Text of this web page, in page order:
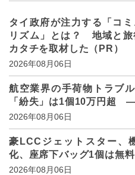
タイ政府が注力する「コ
リズム」とは？ 地域と旅
カタチを取材した（PR）
2026年08月06日
航空業界の手荷物トラブ
「紛失」は1個10万円超
2026年08月06日
豪LCCジェットスター、
化、座席下バッグ1個は無料
2026年08月06日